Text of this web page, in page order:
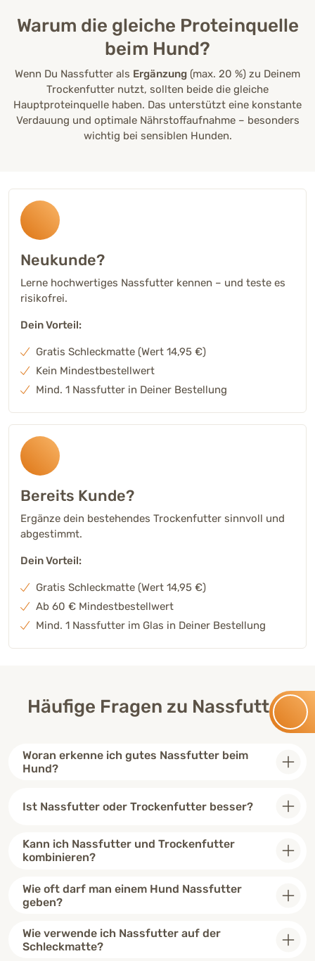
Warum die gleiche Proteinquelle
beim Hund?
Wenn Du Nassfutter als Ergänzung (max. 20 %) zu Deinem
Trockenfutter nutzt, sollten beide die gleiche
Hauptproteinquelle haben. Das unterstützt eine konstante
Verdauung und optimale Nährstoffaufnahme – besonders
wichtig bei sensiblen Hunden.
Neukunde?
Lerne hochwertiges Nassfutter kennen – und teste es
risikofrei.
Dein Vorteil:
Gratis Schleckmatte (Wert 14,95 €)
Kein Mindestbestellwert
Mind. 1 Nassfutter in Deiner Bestellung
Bereits Kunde?
Ergänze dein bestehendes Trockenfutter sinnvoll und
abgestimmt.
Dein Vorteil:
Gratis Schleckmatte (Wert 14,95 €)
Ab 60 € Mindestbestellwert
Mind. 1 Nassfutter im Glas in Deiner Bestellung
Häufige Fragen zu Nassfutter
Woran erkenne ich gutes Nassfutter beim
Hund?
Ist Nassfutter oder Trockenfutter besser?
Kann ich Nassfutter und Trockenfutter
kombinieren?
Wie oft darf man einem Hund Nassfutter
geben?
Wie verwende ich Nassfutter auf der
Schleckmatte?